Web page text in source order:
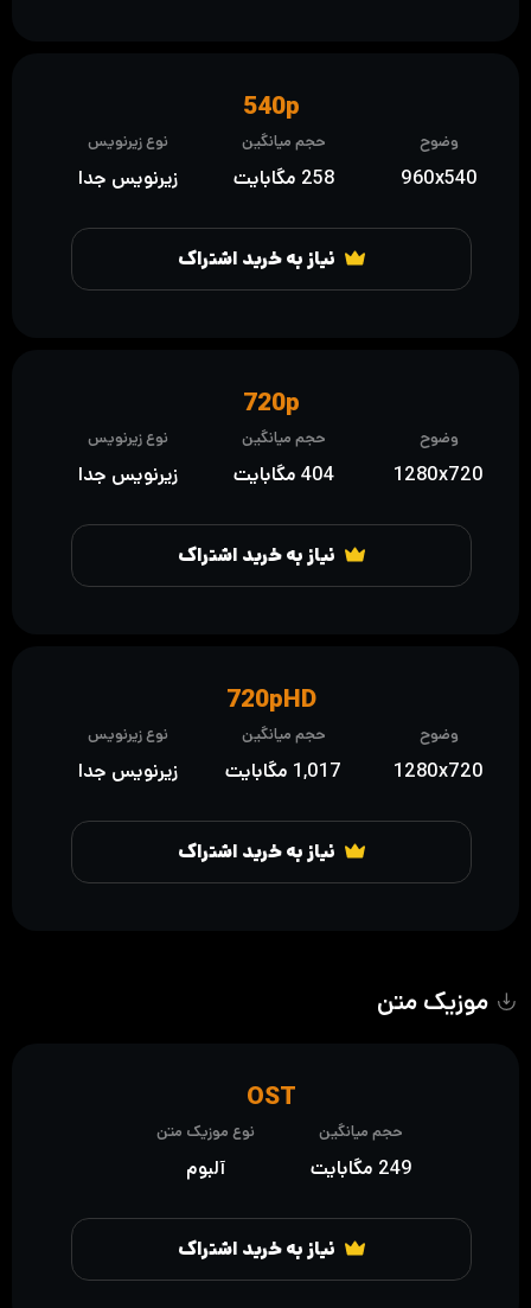
نیاز به خرید اشتراک
وضوح
960x540
حجم میانگین
258 مگابایت
نوع زیرنویس
زیرنویس جدا
540p
نیاز به خرید اشتراک
وضوح
1280x720
حجم میانگین
404 مگابایت
نوع زیرنویس
زیرنویس جدا
720p
نیاز به خرید اشتراک
وضوح
1280x720
حجم میانگین
1,017 مگابایت
نوع زیرنویس
زیرنویس جدا
720pHD
موزیک متن
نیاز به خرید اشتراک
حجم میانگین
249 مگابایت
نوع موزیک متن
آلبوم
OST